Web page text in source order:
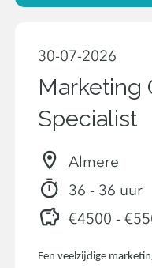
30-07-2026
Marketing
Specialist
Almere
36 - 36 uur
€4500 -
Een veelzijdige